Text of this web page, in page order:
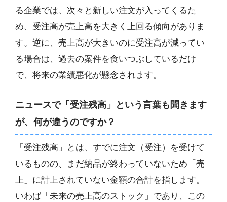
る企業では、次々と新しい注文が入ってくるた
め、受注高が売上高を大きく上回る傾向がありま
す。逆に、売上高が大きいのに受注高が減ってい
る場合は、過去の案件を食いつぶしているだけ
で、将来の業績悪化が懸念されます。
ニュースで「受注残高」という言葉も聞きます
が、何が違うのですか？
「受注残高」とは、すでに注文（受注）を受けて
いるものの、まだ納品が終わっていないため「売
上」に計上されていない金額の合計を指します。
いわば「未来の売上高のストック」であり、この